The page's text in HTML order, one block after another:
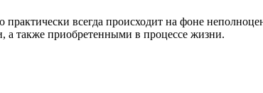
всегда происходит на фоне
а также приобретенными в процессе жизни.